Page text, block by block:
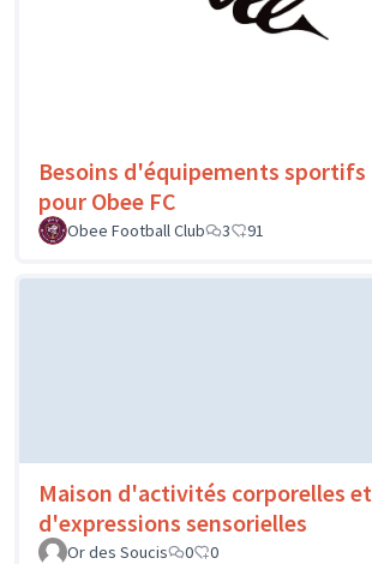
Besoins d'équipements sportifs
pour Obee FC
Obee Football Club
3 91
Maison d'activités corporelles et
d'expressions sensorielles
Or des Soucis
0 0